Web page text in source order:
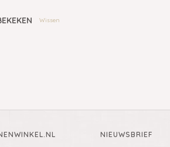
Wissen
NIEUWSBRIEF